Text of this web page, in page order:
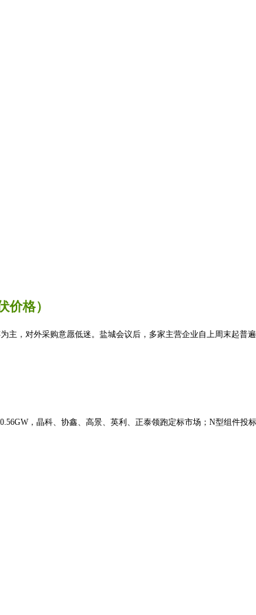
价格）
，对外采购意愿低迷。盐城会议后，多家主营企业自上周末起普
，晶科、协鑫、高景、英利、正泰领跑定标市场；N型组件投